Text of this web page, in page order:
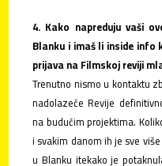
4. Kako napreduju vaši
Blanku i imaš li inside info
prijava na Filmskoj reviji
Trenutno nismo u kontaktu
nadolazeće Revije
na budućim projektima.
i svakim danom ih je sve
u Blanku itekako je